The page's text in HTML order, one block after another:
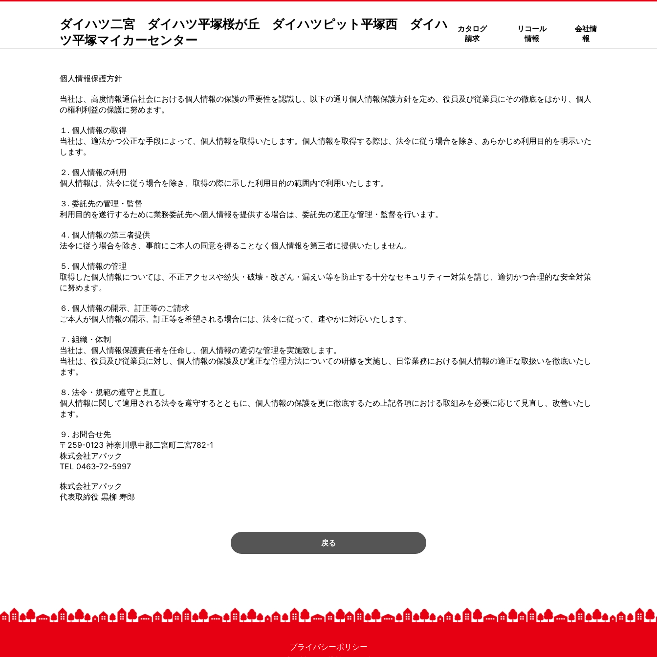
ダイハツ二宮 ダイハツ平塚桜が丘 ダイハツピット平塚西 ダイハ
ツ平塚マイカーセンター
カタログ
請求
リコール
情報
会社情
報
個人情報保護方針
当社は、高度情報通信社会における個人情報の保護の重要性を認識し、以下の通り個人情報保護方針を定め、役員及び従業員にその徹底をはかり、個人
の権利利益の保護に努めます。
１. 個人情報の取得
当社は、適法かつ公正な手段によって、個人情報を取得いたします。個人情報を取得する際は、法令に従う場合を除き、あらかじめ利用目的を明示いた
します。
２. 個人情報の利用
個人情報は、法令に従う場合を除き、取得の際に示した利用目的の範囲内で利用いたします。
３. 委託先の管理・監督
利用目的を遂行するために業務委託先へ個人情報を提供する場合は、委託先の適正な管理・監督を行います。
４. 個人情報の第三者提供
法令に従う場合を除き、事前にご本人の同意を得ることなく個人情報を第三者に提供いたしません。
５. 個人情報の管理
取得した個人情報については、不正アクセスや紛失・破壊・改ざん・漏えい等を防止する十分なセキュリティー対策を講じ、適切かつ合理的な安全対策
に努めます。
６. 個人情報の開示、訂正等のご請求
ご本人が個人情報の開示、訂正等を希望される場合には、法令に従って、速やかに対応いたします。
７. 組織・体制
当社は、個人情報保護責任者を任命し、個人情報の適切な管理を実施致します。
当社は、役員及び従業員に対し、個人情報の保護及び適正な管理方法についての研修を実施し、日常業務における個人情報の適正な取扱いを徹底いたし
ます。
８. 法令・規範の遵守と見直し
個人情報に関して適用される法令を遵守するとともに、個人情報の保護を更に徹底するため上記各項における取組みを必要に応じて見直し、改善いたし
ます。
９. お問合せ先
〒259-0123 神奈川県中郡二宮町二宮782-1
株式会社アパック
TEL 0463-72-5997
株式会社アパック
代表取締役 黒柳 寿郎
戻る
プライバシーポリシー